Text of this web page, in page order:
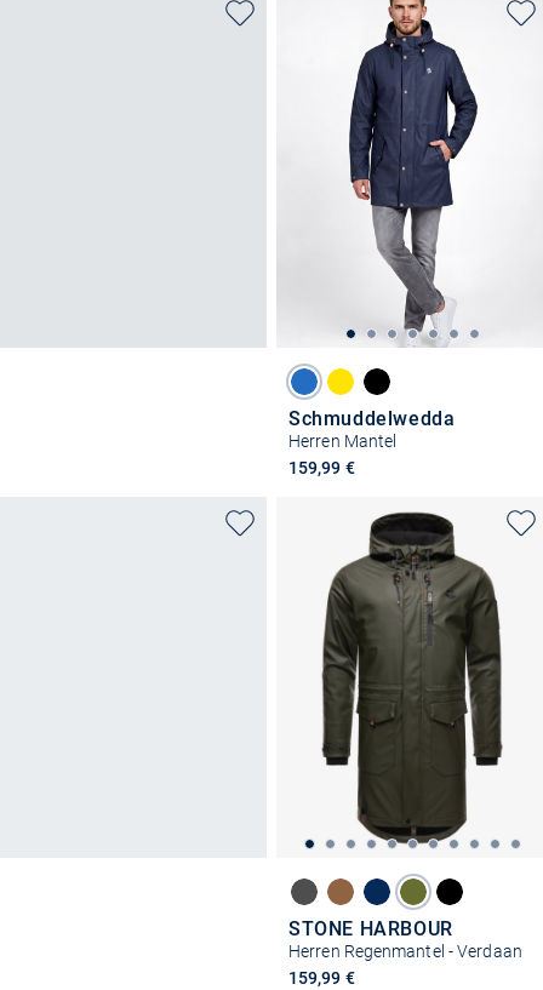
Schmuddelwedda
Herren Mantel
159,99 €
STONE HARBOUR
Herren Regenmantel - Verdaan
159,99 €